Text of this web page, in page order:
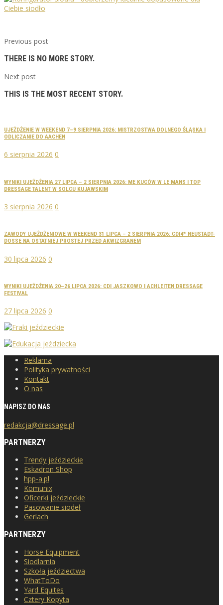
Previous post
THERE IS NO MORE STORY.
Next post
THIS IS THE MOST RECENT STORY.
UJEŻDŻENIE W WEEKEND 7–9 SIERPNIA 2026: MISTRZOSTWA DOLNEGO ŚLĄSKA I
ODLICZANIE DO AACHEN
6 sierpnia 2026 0
WYNIKI UJEŻDŻENIA 27 LIPCA – 2 SIERPNIA 2026: ME KUCÓW W LE MANS I TOP
DRESSAGE TALENT W SOLCU KUJAWSKIM
3 sierpnia 2026 0
ZAWODY UJEŻDŻENIOWE W WEEKEND 31 LIPCA – 2 SIERPNIA 2026: CDI4* NEUSTADT-
DOSSE NA OSTATNIEJ PROSTEJ PRZED AKWIZGRANEM
30 lipca 2026 0
WYNIKI UJEŻDŻENIA 20–26 LIPCA 2026: CDI JASZKOWO I ACHLEITEN DRESSAGE
FESTIVAL
27 lipca 2026 0
Reklama
Polityka prywatności
Kontakt
O nas
NAPISZ DO NAS
redakcja@dressage.pl
PARTNERZY
Trendy jeździeckie
Eskadron Shop
hpp-a.pl
Komunix
Oficerki jeździeckie
Pasowanie siodeł
Gerlach
PARTNERZY
Horse Equipment
Siodlarnia
Szkoła jeździectwa
WhatToDo
Yard Equites
Cztery Kopyta